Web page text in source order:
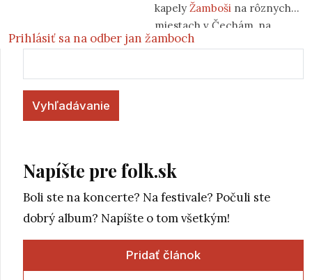
kapelyŽamboši na rôznych
miestach v Čechám, na
Morave, Sliezku i Slovensku a
príjemné.
Prihlásiť sa na odber jan žamboch
Napíšte pre folk.sk
Boli ste na koncerte? Na festivale? Počuli ste
dobrý album? Napíšte o tom všetkým!
Pridať článok